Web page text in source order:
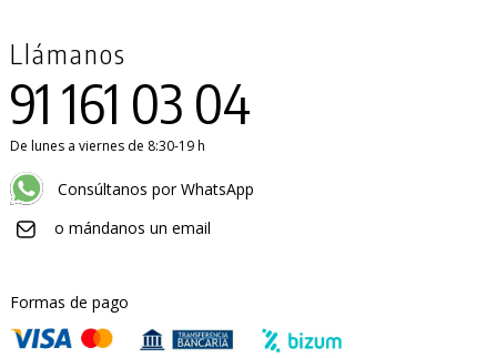
Llámanos
91 161 03 04
De lunes a viernes de 8:30-19 h
Consúltanos por WhatsApp
o mándanos un email
Formas de pago